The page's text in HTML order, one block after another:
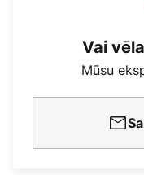
Vai
Mūsu